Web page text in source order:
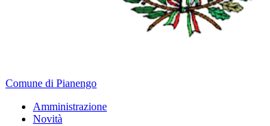
Comune di Pianengo
Amministrazione
Novità